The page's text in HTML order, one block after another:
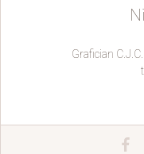
Grafician